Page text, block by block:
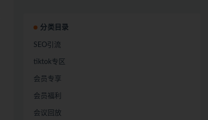
分类目录
SEO引流
tiktok专区
会员专享
会员福利
会议回放